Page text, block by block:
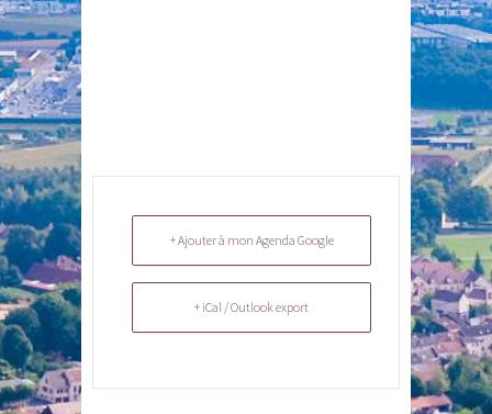
+ Ajouter à mon Agenda Google
+ iCal / Outlook export